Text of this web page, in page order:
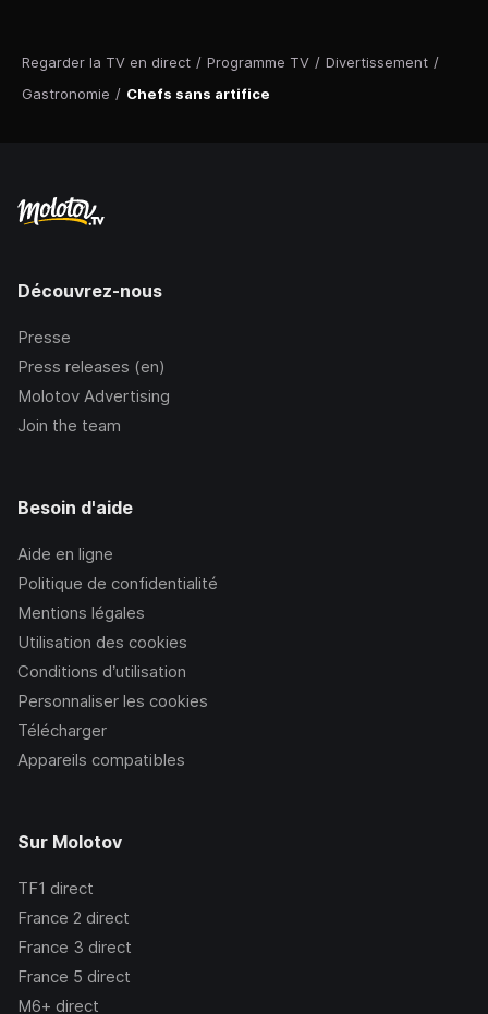
Regarder la TV en direct / Programme TV / Divertissement /
Gastronomie / Chefs sans artifice
Découvrez-nous
Presse
Press releases (en)
Molotov Advertising
Join the team
Besoin d'aide
Aide en ligne
Politique de confidentialité
Mentions légales
Utilisation des cookies
Conditions d’utilisation
Personnaliser les cookies
Télécharger
Appareils compatibles
Sur Molotov
TF1 direct
France 2 direct
France 3 direct
France 5 direct
M6+ direct